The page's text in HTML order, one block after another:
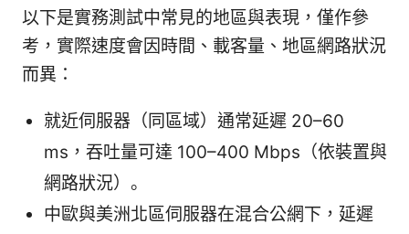
以下是實務測試中常見的地區與表現，僅作參
考，實際速度會因時間、載客量、地區網路狀況
而異：
就近伺服器（同區域）通常延遲 20–60
ms，吞吐量可達 100–400 Mbps（依裝置與
網路狀況）。
中歐與美洲北區伺服器在混合公網下，延遲